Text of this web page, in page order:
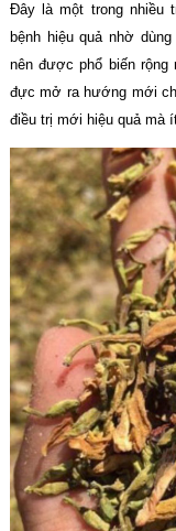
Đây là một trong nhiều
bệnh hiệu quả nhờ
nên được phổ biến
đực mở ra hướng mới
điều trị mới hiệu quả mà